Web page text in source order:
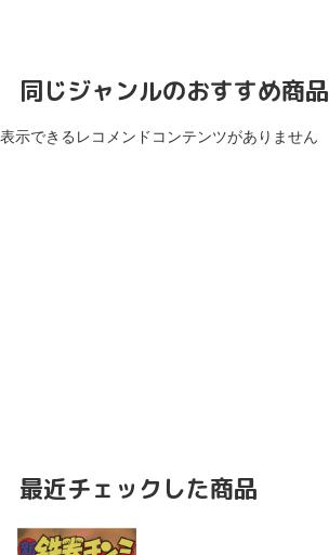
同じジャンルのおすすめ商品
表示できるレコメンドコンテンツがありません
最近チェックした商品